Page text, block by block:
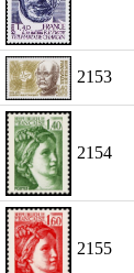
2153
2154
2155